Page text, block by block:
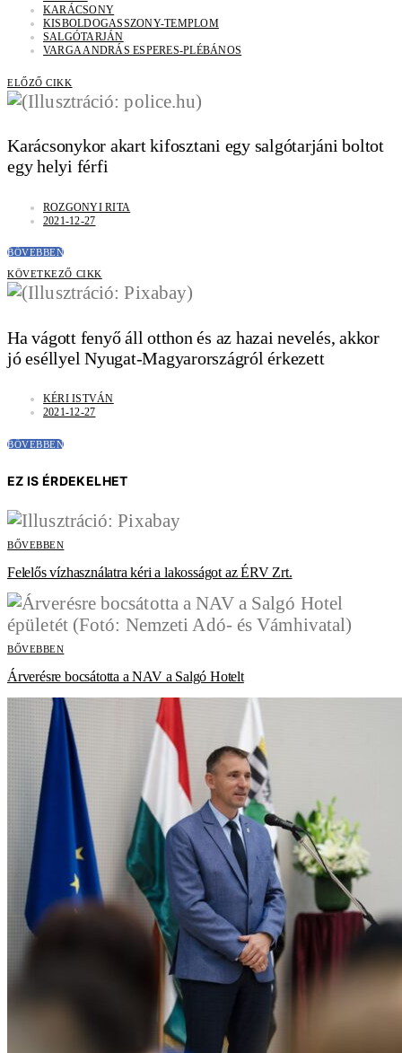
KARÁCSONY
KISBOLDOGASSZONY-TEMPLOM
SALGÓTARJÁN
VARGA ANDRÁS ESPERES-PLÉBÁNOS
ELŐZŐ CIKK
Karácsonykor akart kifosztani egy salgótarjáni boltot
egy helyi férfi
ROZGONYI RITA
2021-12-27
BŐVEBBEN
KÖVETKEZŐ CIKK
Ha vágott fenyő áll otthon és az hazai nevelés, akkor
jó eséllyel Nyugat-Magyarországról érkezett
KÉRI ISTVÁN
2021-12-27
BŐVEBBEN
EZ IS ÉRDEKELHET
BŐVEBBEN
Felelős vízhasználatra kéri a lakosságot az ÉRV Zrt.
BŐVEBBEN
Árverésre bocsátotta a NAV a Salgó Hotelt